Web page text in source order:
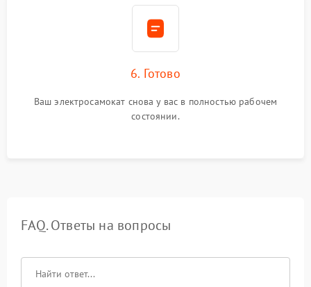
6. Готово
Ваш электросамокат снова у вас в полностью рабочем
состоянии.
FAQ. Ответы на вопросы